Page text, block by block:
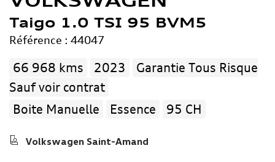
Taigo 1.0 TSI 95 BVM5
Référence : 44047
66 968 kms 2023
Garantie Tous Risque
Sauf voir contrat
Boite Manuelle
Essence 95 CH
Volkswagen Saint-Amand